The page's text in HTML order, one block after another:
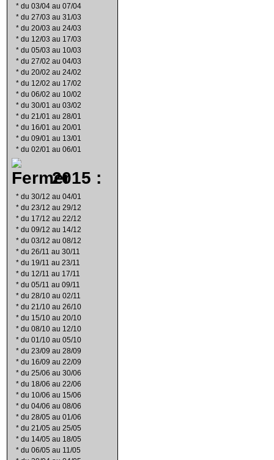
* du 03/04 au 07/04
* du 27/03 au 31/03
* du 20/03 au 24/03
* du 12/03 au 17/03
* du 05/03 au 10/03
* du 27/02 au 04/03
* du 20/02 au 24/02
* du 12/02 au 17/02
* du 06/02 au 10/02
* du 30/01 au 03/02
* du 21/01 au 28/01
* du 16/01 au 20/01
* du 09/01 au 13/01
* du 02/01 au 06/01
2015 :
* du 30/12 au 04/01
* du 23/12 au 29/12
* du 17/12 au 22/12
* du 09/12 au 14/12
* du 03/12 au 08/12
* du 26/11 au 30/11
* du 19/11 au 23/11
* du 12/11 au 17/11
* du 05/11 au 09/11
* du 28/10 au 02/11
* du 21/10 au 26/10
* du 15/10 au 20/10
* du 08/10 au 12/10
* du 01/10 au 05/10
* du 23/09 au 28/09
* du 16/09 au 22/09
* du 25/06 au 30/06
* du 18/06 au 22/06
* du 10/06 au 15/06
* du 04/06 au 08/06
* du 28/05 au 01/06
* du 21/05 au 25/05
* du 14/05 au 18/05
* du 06/05 au 11/05